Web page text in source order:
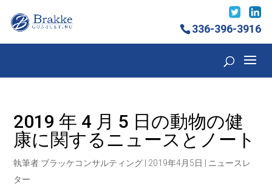
336-396-3916
2019 年 4 月 5 日の動物の健
康に関するニュースとノート
執筆者 ブラッケコンサルティング 2019年4月5日
ニュースレ
ター